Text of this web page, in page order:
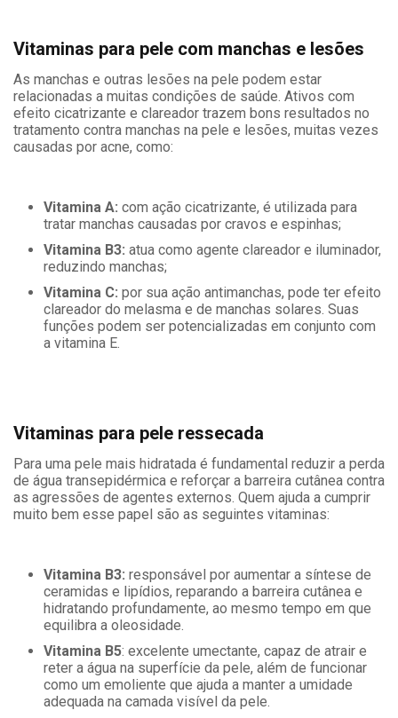
Vitaminas para pele com manchas e lesões
As manchas e outras lesões na pele podem estar
relacionadas a muitas condições de saúde. Ativos com
efeito cicatrizante e clareador trazem bons resultados no
tratamento contra manchas na pele e lesões, muitas vezes
causadas por acne, como:
Vitamina A: com ação cicatrizante, é utilizada para
tratar manchas causadas por cravos e espinhas;
Vitamina B3: atua como agente clareador e iluminador,
reduzindo manchas;
Vitamina C: por sua ação antimanchas, pode ter efeito
clareador do melasma e de manchas solares. Suas
funções podem ser potencializadas em conjunto com
a vitamina E.
Vitaminas para pele ressecada
Para uma pele mais hidratada é fundamental reduzir a perda
de água transepidérmica e reforçar a barreira cutânea contra
as agressões de agentes externos. Quem ajuda a cumprir
muito bem esse papel são as seguintes vitaminas:
Vitamina B3: responsável por aumentar a síntese de
ceramidas e lipídios, reparando a barreira cutânea e
hidratando profundamente, ao mesmo tempo em que
equilibra a oleosidade.
Vitamina B5: excelente umectante, capaz de atrair e
reter a água na superfície da pele, além de funcionar
como um emoliente que ajuda a manter a umidade
adequada na camada visível da pele.